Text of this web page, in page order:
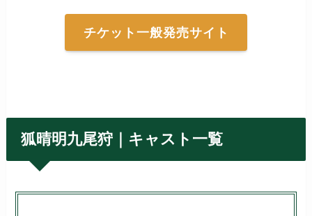
チケット一般発売サイト
狐晴明九尾狩｜キャスト一覧